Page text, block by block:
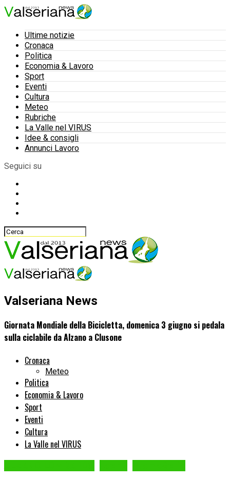
Ultime notizie
Cronaca
Politica
Economia & Lavoro
Sport
Eventi
Cultura
Meteo
Rubriche
La Valle nel VIRUS
Idee & consigli
Annunci Lavoro
Seguici su
Valseriana News
Giornata Mondiale della Bicicletta, domenica 3 giugno si pedala
sulla ciclabile da Alzano a Clusone
Cronaca
Meteo
Politica
Economia & Lavoro
Sport
Eventi
Cultura
La Valle nel VIRUS